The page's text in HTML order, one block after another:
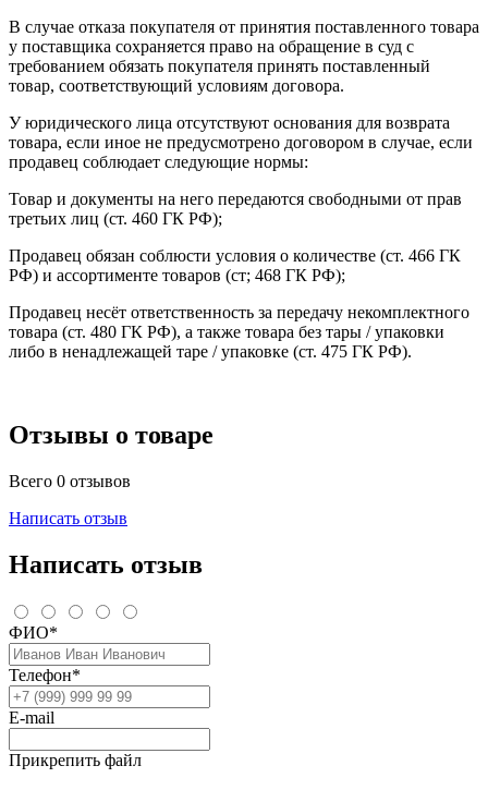
В случае отказа покупателя от принятия поставленного товара
у поставщика сохраняется право на обращение в суд с
требованием обязать покупателя принять поставленный
товар, соответствующий условиям договора.
У юридического лица отсутствуют основания для возврата
товара, если иное не предусмотрено договором в случае, если
продавец соблюдает следующие нормы:
Товар и документы на него передаются свободными от прав
третьих лиц (ст. 460 ГК РФ);
Продавец обязан соблюсти условия о количестве (ст. 466 ГК
РФ) и ассортименте товаров (ст; 468 ГК РФ);
Продавец несёт ответственность за передачу некомплектного
товара (ст. 480 ГК РФ), а также товара без тары / упаковки
либо в ненадлежащей таре / упаковке (ст. 475 ГК РФ).
Отзывы о товаре
Всего 0 отзывов
Написать отзыв
Написать отзыв
ФИО*
Телефон*
E-mail
Прикрепить файл